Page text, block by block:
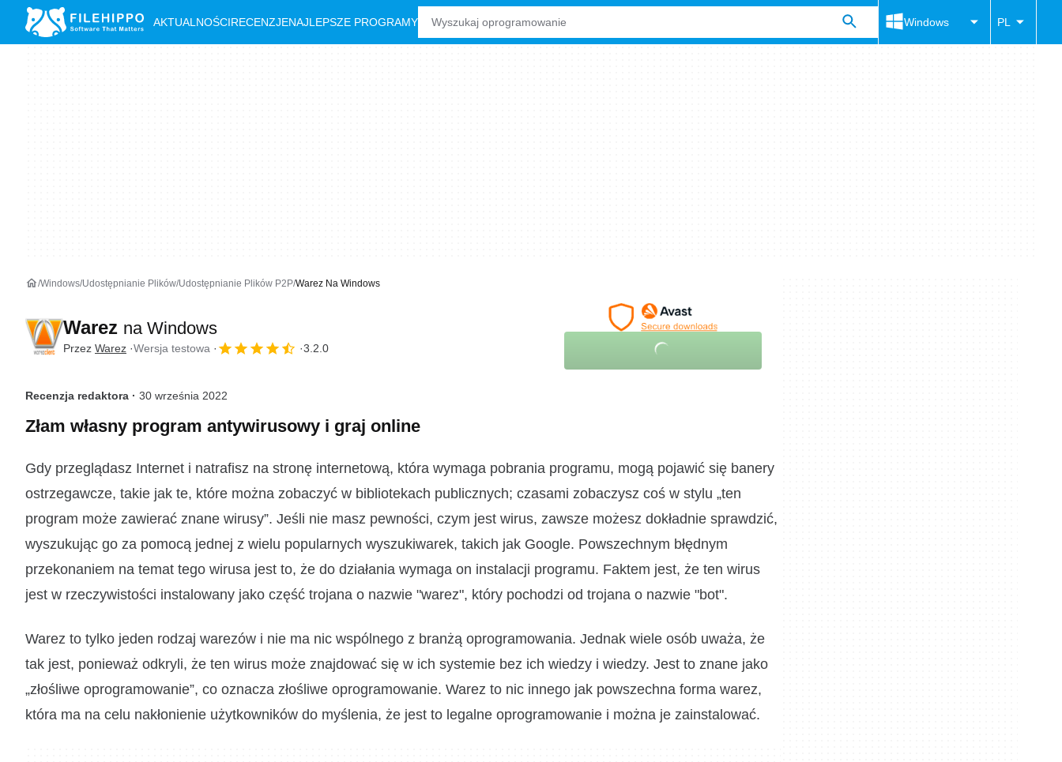
AKTUALNOŚCIRECENZJENAJLEPSZE PROGRAMY Windows PL
Windows Udostępnianie Plików Udostępnianie Plików P2P Warez Na Windows
Warez na Windows
Przez Warez Wersja testowa 3.2.0
Recenzja redaktora · 30 września 2022
Złam własny program antywirusowy i graj online
Gdy przeglądasz Internet i natrafisz na stronę internetową, która wymaga pobrania programu, mogą pojawić się banery
ostrzegawcze, takie jak te, które można zobaczyć w bibliotekach publicznych; czasami zobaczysz coś w stylu „ten
program może zawierać znane wirusy”. Jeśli nie masz pewności, czym jest wirus, zawsze możesz dokładnie sprawdzić,
wyszukując go za pomocą jednej z wielu popularnych wyszukiwarek, takich jak Google. Powszechnym błędnym
przekonaniem na temat tego wirusa jest to, że do działania wymaga on instalacji programu. Faktem jest, że ten wirus
jest w rzeczywistości instalowany jako część trojana o nazwie "warez", który pochodzi od trojana o nazwie "bot".
Warez to tylko jeden rodzaj warezów i nie ma nic wspólnego z branżą oprogramowania. Jednak wiele osób uważa, że
tak jest, ponieważ odkryli, że ten wirus może znajdować się w ich systemie bez ich wiedzy i wiedzy. Jest to znane jako
„złośliwe oprogramowanie”, co oznacza złośliwe oprogramowanie. Warez to nic innego jak powszechna forma warez,
która ma na celu nakłonienie użytkowników do myślenia, że jest to legalne oprogramowanie i można je zainstalować.